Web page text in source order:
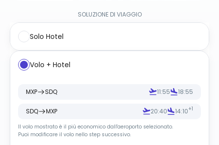
SOLUZIONE DI VIAGGIO
Solo Hotel
Volo + Hotel
MXP SDQ 11:55 18:55
SDQ MXP 20:40 14:10+1
Il volo mostrato è il più economico dall'aeroporto selezionato.
Puoi modificare il volo nello step successivo.